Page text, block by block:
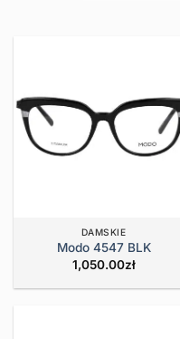
DAMSKIE
Modo 4547 BLK
1,050.00zł